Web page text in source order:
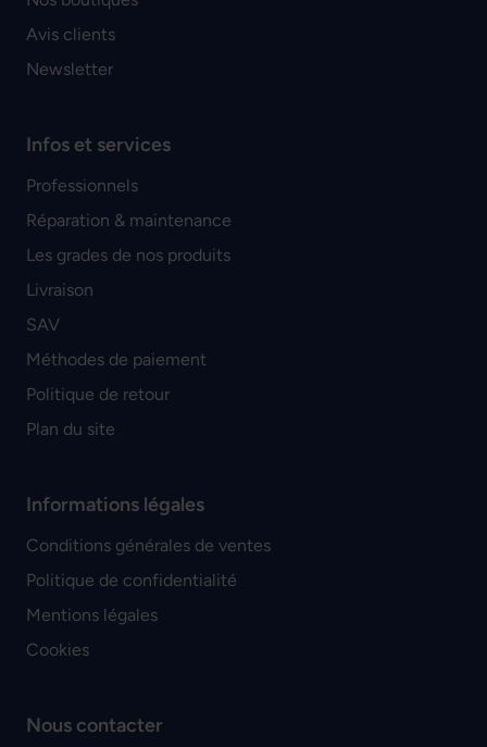
Avis clients
Newsletter
Infos et services
Professionnels
Réparation & maintenance
Les grades de nos produits
Livraison
SAV
Méthodes de paiement
Politique de retour
Plan du site
Informations légales
Conditions générales de ventes
Politique de confidentialité
Mentions légales
Cookies
Nous contacter